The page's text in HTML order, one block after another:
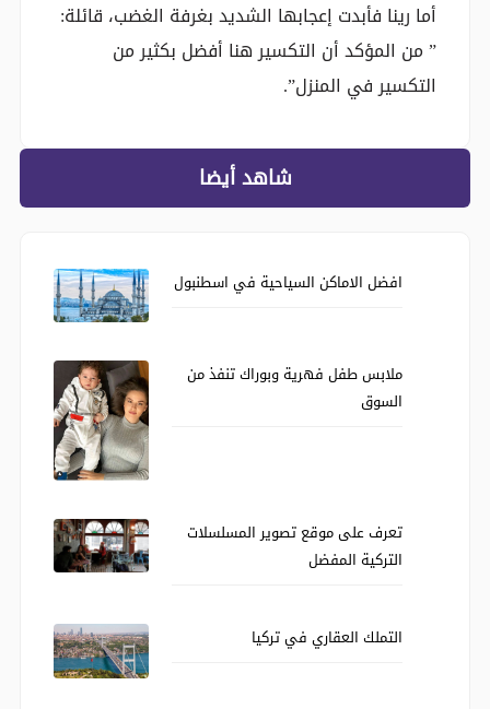
أما رينا فأبدت إعجابها الشديد بغرفة الغضب، قائلة:
” من المؤكد أن التكسير هنا أفضل بكثير من
التكسير في المنزل”.
شاهد أيضا
افضل الاماكن السياحية في اسطنبول
ملابس طفل فهرية وبوراك تنفذ من
السوق
تعرف على موقع تصوير المسلسلات
التركية المفضل
التملك العقاري في تركيا